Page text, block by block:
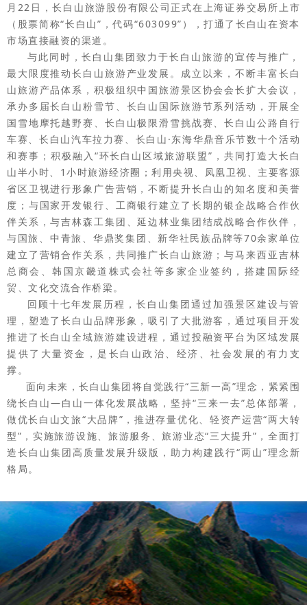
月22日，长白山旅游股份有限公司正式在上海证券交易所上市
（股票简称“长白山”，代码“603099”），打通了长白山在资本
市场直接融资的渠道。
与此同时，长白山集团致力于长白山旅游的宣传与推广，
最大限度推动长白山旅游产业发展。成立以来，不断丰富长白
山旅游产品体系，积极组织中国旅游景区协会会长扩大会议，
承办多届长白山粉雪节、长白山国际旅游节系列活动，开展全
国雪地摩托越野赛、长白山极限滑雪挑战赛、长白山公路自行
车赛、长白山汽车拉力赛、长白山·东海华鼎音乐节数十个活动
和赛事；积极融入“环长白山区域旅游联盟”，共同打造大长白
山半小时、1小时旅游经济圈；利用央视、凤凰卫视、主要客源
省区卫视进行形象广告营销，不断提升长白山的知名度和美誉
度；与国家开发银行、工商银行建立了长期的银企战略合作伙
伴关系，与吉林森工集团、延边林业集团结成战略合作伙伴，
与国旅、中青旅、华鼎奖集团、新华社民族品牌等70余家单位
建立了营销合作关系，共同推广长白山旅游；与马来西亚吉林
总商会、韩国京畿道株式会社等多家企业签约，搭建国际经
贸、文化交流合作桥梁。
回顾十七年发展历程，长白山集团通过加强景区建设与管
理，塑造了长白山品牌形象，吸引了大批游客，通过项目开发
推进了长白山全域旅游建设进程，通过投融资平台为区域发展
提供了大量资金，是长白山政治、经济、社会发展的有力支
撑。
面向未来，长白山集团将自觉践行“三新一高”理念，紧紧围
绕长白山—白山一体化发展战略，坚持“三来一去”总体部署，
做优长白山文旅“大品牌”，推进存量优化、轻资产运营“两大转
型”，实施旅游设施、旅游服务、旅游业态“三大提升”，全面打
造长白山集团高质量发展升级版，助力构建践行“两山”理念新
格局。